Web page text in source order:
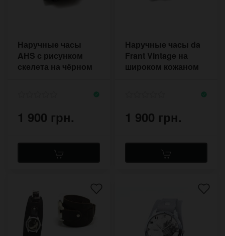
Наручные часы
AHS с рисунком
скелета на чёрном
1 900 грн.
Наручные часы da
Frant Vintage на
широком кожаном
1 900 грн.